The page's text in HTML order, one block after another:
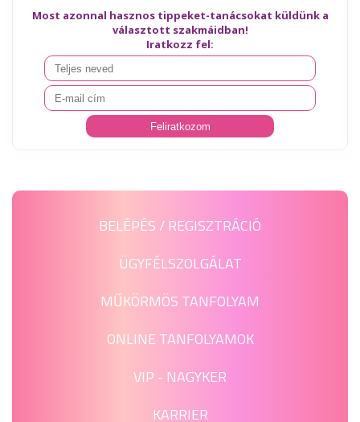
Most azonnal hasznos tippeket-tanácsokat küldünk a
választott szakmáidban!
Iratkozz fel:
BELÉPÉS / REGISZTRÁCIÓ
ÜGYFÉLSZOLGÁLAT
MŰKÖRMÖS TANFOLYAM
ONLINE TANFOLYAMOK
VIP - NAGYKER
KARRIER